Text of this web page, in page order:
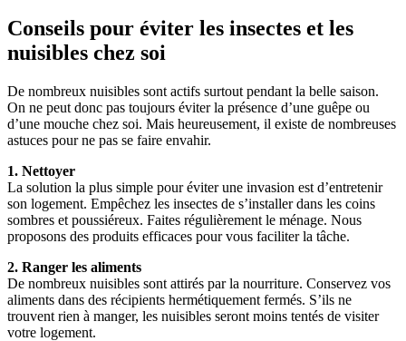
Conseils pour éviter les insectes et les
nuisibles chez soi
De nombreux nuisibles sont actifs surtout pendant la belle saison.
On ne peut donc pas toujours éviter la présence d’une guêpe ou
d’une mouche chez soi. Mais heureusement, il existe de nombreuses
astuces pour ne pas se faire envahir.
1. Nettoyer
La solution la plus simple pour éviter une invasion est d’entretenir
son logement. Empêchez les insectes de s’installer dans les coins
sombres et poussiéreux. Faites régulièrement le ménage. Nous
proposons des produits efficaces pour vous faciliter la tâche.
2. Ranger les aliments
De nombreux nuisibles sont attirés par la nourriture. Conservez vos
aliments dans des récipients hermétiquement fermés. S’ils ne
trouvent rien à manger, les nuisibles seront moins tentés de visiter
votre logement.